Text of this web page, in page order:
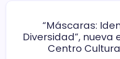
“Máscaras:
Diversidad”, nueva
Centro